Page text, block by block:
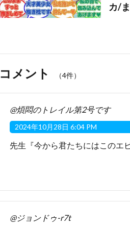
カ/
コメント （4件）
@煩悶のトレイル第2号です
2024年10月28日 6:04 PM
先生『今から君たちにはこのエ
@ジョンドゥ-r7t